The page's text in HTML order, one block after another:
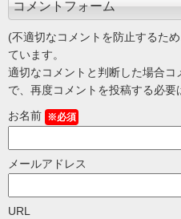
コメントフォーム
(不適切なコメントを防止するた
ています。
適切なコメントと判断した場合
で、再度コメントを投稿する必要
お名前 ※必須
メールアドレス
URL